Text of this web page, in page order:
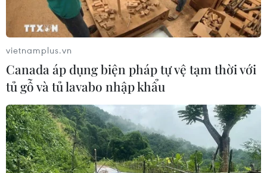
Nga lên kế hoạch soi sáng Trái đất bằng
một Mặt trời nhân tạo
02/03/2016 04:59
Ngôi sao sáng nhất trong trời đêm có tên Sirius, còn
được biết tới với biệt danh "sao chó" hay Alpha Canis
Majoris.
vietnamplus.vn
Canada áp dụng biện pháp tự vệ tạm thời với
tủ gỗ và tủ lavabo nhập khẩu